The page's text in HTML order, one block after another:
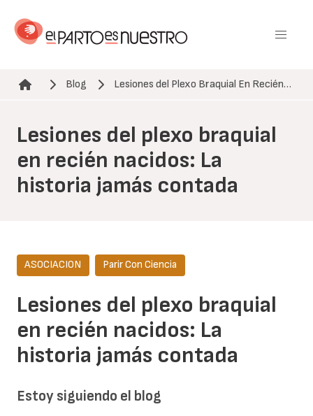
contenido
Ruta de navegación
Blog Lesiones del Plexo Braquial En Recién…
Lesiones del plexo braquial
en recién nacidos: La
historia jamás contada
Lesiones del plexo braquial
en recién nacidos: La
historia jamás contada
ASOCIACION Parir Con Ciencia
Estoy siguiendo el blog